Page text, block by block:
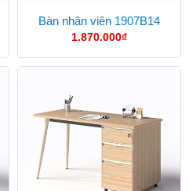
Bàn nhân viên 1907B14
1.870.000₫